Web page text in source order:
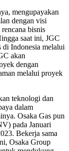
mengupayakan
dengan visi
bisnis
saat ini, JGC
di Indonesia melalui
akan
dengan
melalui proyek
teknologi dan
dalam
Osaka Gas pun
pada Januari
Bekerja sama
Osaka Group